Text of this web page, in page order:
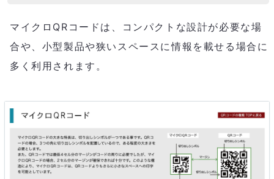
マイクロQRコードは、コンパクトな設計が必要な場
合や、小型製品や狭いスペースに情報を載せる場合に
多く利用されます。